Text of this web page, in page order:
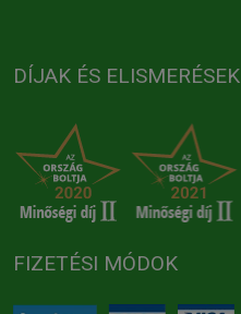
DÍJAK ÉS ELISMERÉSEK
FIZETÉSI MÓDOK